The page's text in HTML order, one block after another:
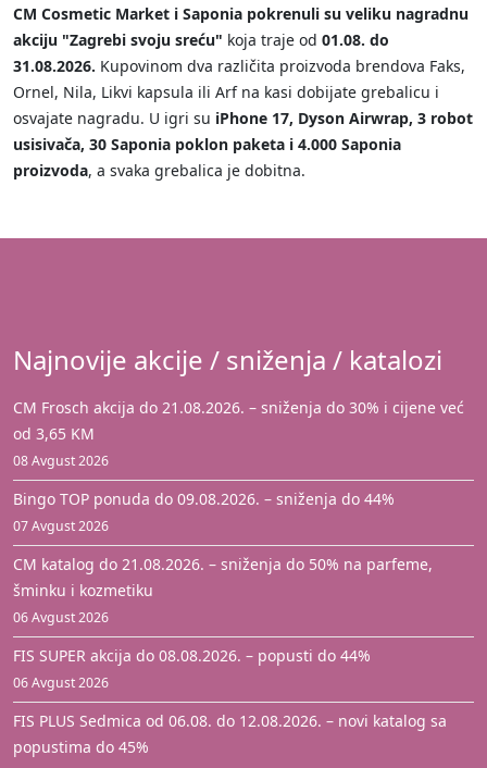
CM Cosmetic Market i Saponia pokrenuli su veliku nagradnu
akciju "Zagrebi svoju sreću" koja traje od 01.08. do
31.08.2026. Kupovinom dva različita proizvoda brendova Faks,
Ornel, Nila, Likvi kapsula ili Arf na kasi dobijate grebalicu i
osvajate nagradu. U igri su iPhone 17, Dyson Airwrap, 3 robot
usisivača, 30 Saponia poklon paketa i 4.000 Saponia
proizvoda, a svaka grebalica je dobitna.
Najnovije akcije / sniženja / katalozi
CM Frosch akcija do 21.08.2026. – sniženja do 30% i cijene već
od 3,65 KM
08 Avgust 2026
Bingo TOP ponuda do 09.08.2026. – sniženja do 44%
07 Avgust 2026
CM katalog do 21.08.2026. – sniženja do 50% na parfeme,
šminku i kozmetiku
06 Avgust 2026
FIS SUPER akcija do 08.08.2026. – popusti do 44%
06 Avgust 2026
FIS PLUS Sedmica od 06.08. do 12.08.2026. – novi katalog sa
popustima do 45%